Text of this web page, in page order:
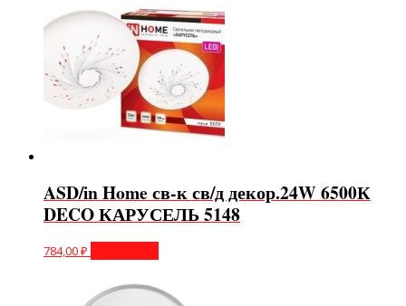
ASD/in Home св-к св/д декор.24W 6500К
DECO КАРУСЕЛЬ 5148
784,00₽